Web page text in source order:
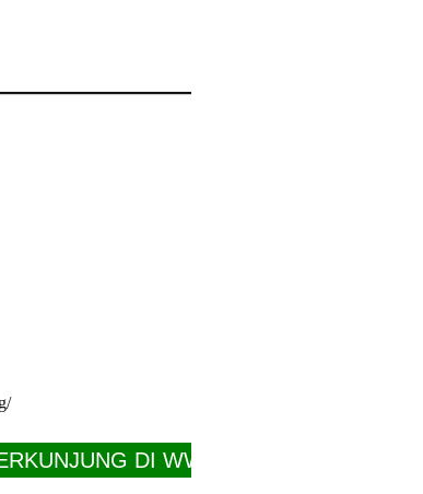
DI WWW.SEWATOILET.ID